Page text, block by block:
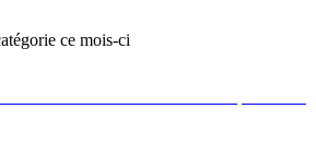
ce mois-ci